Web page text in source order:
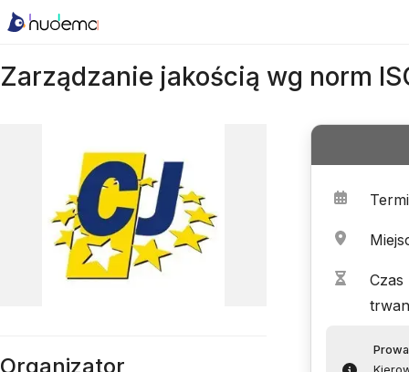
Zarządzanie jakością wg norm
Czas
Organizator